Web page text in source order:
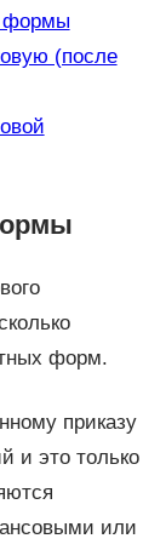
формы
(после
форм.
приказу
и это только
или